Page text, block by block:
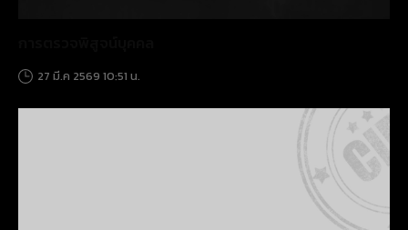
27 มี.ค 2569 10:51 น.